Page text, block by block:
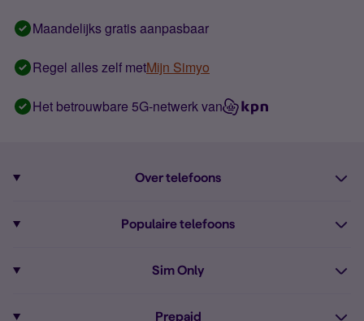
Maandelijks gratis aanpasbaar
Regel alles zelf metMijn Simyo
Het betrouwbare 5G-netwerk van
Over telefoons
Alle telefoons
Populaire telefoons
Sim Only
Prepaid